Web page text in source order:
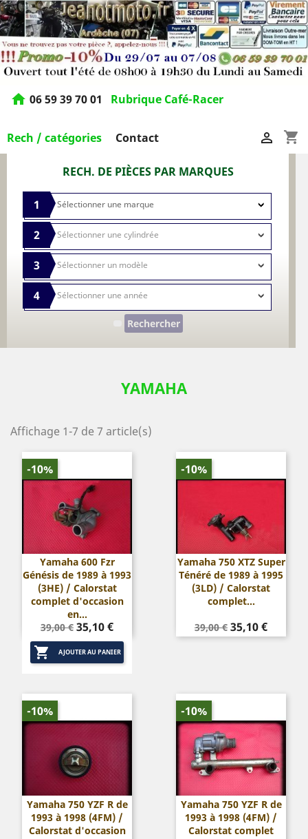
home 06 59 39 70 01 Rubrique Café-Racer
Rech / catégories Contact shopping_cart

RECH. DE PIÈCES PAR MARQUES
1
2
3
4
Rechercher
YAMAHA
Affichage 1-7 de 7 article(s)
Yamaha 600 Fzr
Génésis de 1989 à 1993
(3HE) / Calorstat
complet d'occasion
en...
Prix
de
base
39,00 € Prix
35,10 €
 AJOUTER AU PANIER
-10%
Yamaha 750 XTZ Super
Ténéré de 1989 à 1995
(3LD) / Calorstat
complet...
Prix
de
39,00 € Prix
35,10 €
-10%
Yamaha 750 YZF R de
1993 à 1998 (4FM) /
Calorstat d'occasion
-10%
Yamaha 750 YZF R de
1993 à 1998 (4FM) /
Calorstat complet
-10%